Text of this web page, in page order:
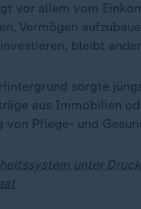
vor allem vom
Vermögen
bleibt
sorgte
aus Immobilien
von Pflege- und
unter